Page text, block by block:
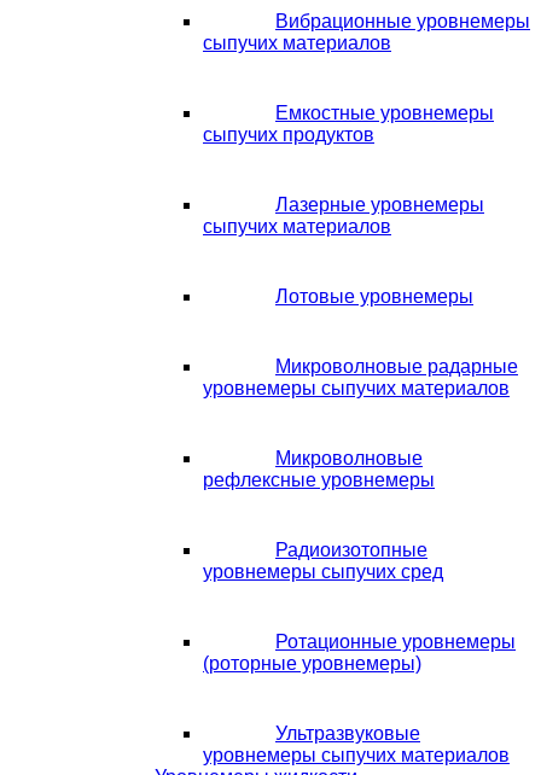
Вибрационные уровнемеры
сыпучих материалов
Емкостные уровнемеры
сыпучих продуктов
Лазерные уровнемеры
сыпучих материалов
Лотовые уровнемеры
Микроволновые радарные
уровнемеры сыпучих материалов
Микроволновые
рефлексные уровнемеры
Радиоизотопные
уровнемеры сыпучих сред
Ротационные уровнемеры
(роторные уровнемеры)
Ультразвуковые
уровнемеры сыпучих материалов